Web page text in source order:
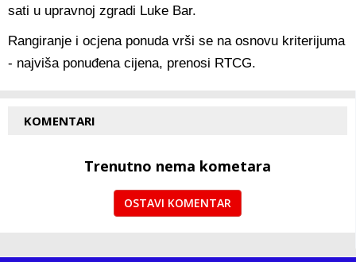
sati u upravnoj zgradi Luke Bar.
Rangiranje i ocjena ponuda vrši se na osnovu kriterijuma
- najviša ponuđena cijena, prenosi RTCG.
KOMENTARI
Trenutno nema kometara
OSTAVI KOMENTAR